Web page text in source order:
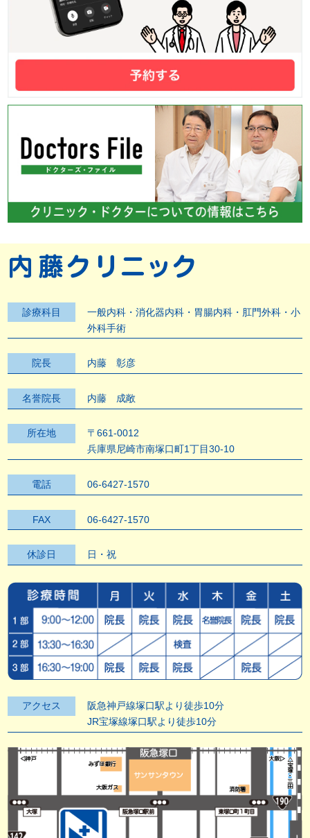
診療科目
一般内科・消化器内科・胃腸内科・肛門外科・小
外科手術
院長 内藤 彰彦
名誉院長 内藤 成敞
所在地
〒661-0012
兵庫県尼崎市南塚口町1丁目30-10
電話 06-6427-1570
FAX 06-6427-1570
休診日 日・祝
アクセス
阪急神戸線塚口駅より徒歩10分
JR宝塚線塚口駅より徒歩10分